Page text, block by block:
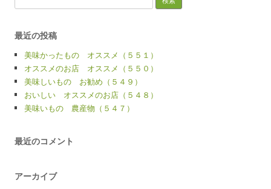
索:
最近の投稿
美味かったもの オススメ（５５１）
オススメのお店 オススメ（５５０）
美味しいもの お勧め（５４９）
おいしい オススメのお店（５４８）
美味いもの 農産物（５４７）
最近のコメント
アーカイブ